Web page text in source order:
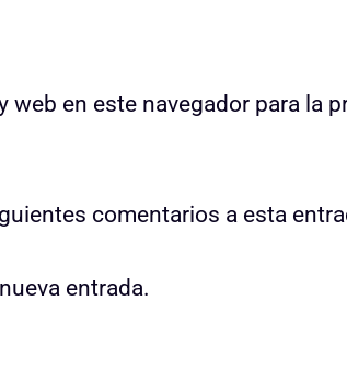
en este navegador para la
comentarios a esta
entrada.